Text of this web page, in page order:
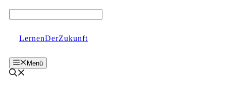
Zum
LernenDerZukunft
Menü